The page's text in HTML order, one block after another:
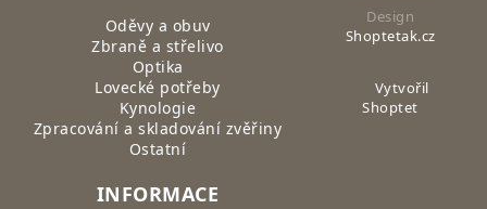
Oděvy a obuv
Zbraně a střelivo
Optika
Lovecké potřeby
Kynologie
Zpracování a skladování zvěřiny
Ostatní
INFORMACE
Design
Shoptetak.cz
Vytvořil
Shoptet